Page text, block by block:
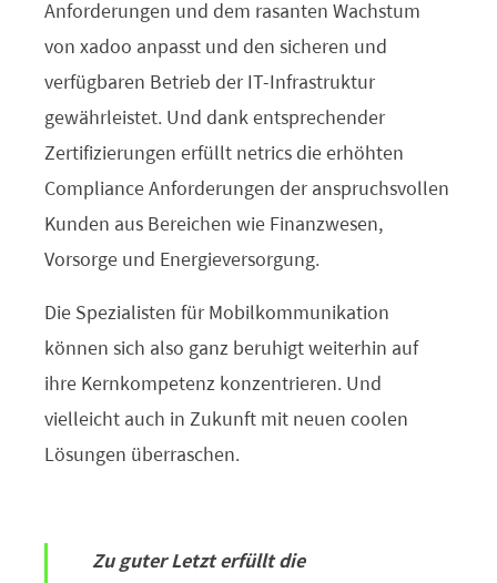
Anforderungen und dem rasanten Wachstum
von xadoo anpasst und den sicheren und
verfügbaren Betrieb der IT-Infrastruktur
gewährleistet. Und dank entsprechender
Zertifizierungen erfüllt netrics die erhöhten
Compliance Anforderungen der anspruchsvollen
Kunden aus Bereichen wie Finanzwesen,
Vorsorge und Energieversorgung.
Die Spezialisten für Mobilkommunikation
können sich also ganz beruhigt weiterhin auf
ihre Kernkompetenz konzentrieren. Und
vielleicht auch in Zukunft mit neuen coolen
Lösungen überraschen.
Zu guter Letzt erfüllt die